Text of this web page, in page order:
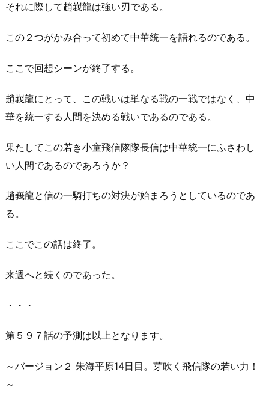
それに際して趙峩龍は強い刃である。
この２つがかみ合って初めて中華統一を語れるのである。
ここで回想シーンが終了する。
趙峩龍にとって、この戦いは単なる戦の一戦ではなく、中
華を統一する人間を決める戦いであるのである。
果たしてこの若き小童飛信隊隊長信は中華統一にふさわし
い人間であるのであろうか？
趙峩龍と信の一騎打ちの対決が始まろうとしているのであ
る。
ここでこの話は終了。
来週へと続くのであった。
・・・
第５９７話の予測は以上となります。
～バージョン２ 朱海平原14日目。芽吹く飛信隊の若い力！
～